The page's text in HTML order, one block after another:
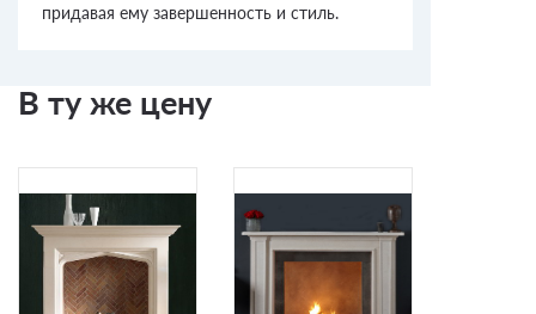
придавая ему завершенность и стиль.
В ту же цену